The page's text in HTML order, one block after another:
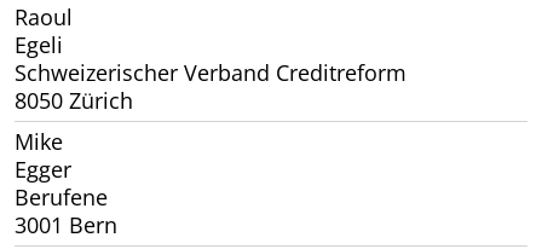
Raoul
Egeli
Schweizerischer Verband Creditreform
8050 Zürich
Mike
Egger
Berufene
3001 Bern